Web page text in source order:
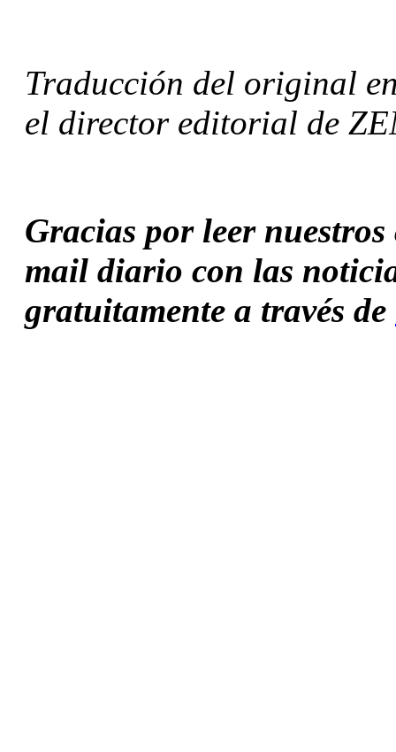
Traducción del original
el director editorial de
Gracias por leer
mail diario con las
gratuitamente a través de